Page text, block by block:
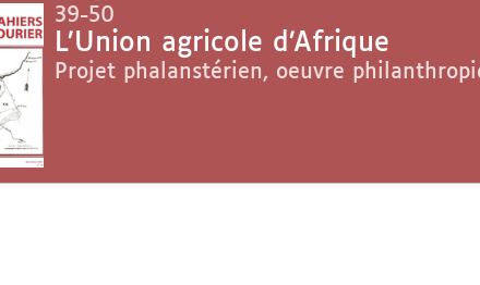
39-50
L’Union agricole d’Afrique
Projet phalanstérien, oeuvre